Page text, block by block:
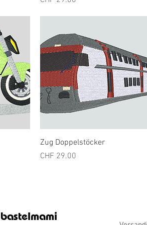
Schnellansicht
Zug Doppelstöcker
Preis
CHF 29.00
bastelmami